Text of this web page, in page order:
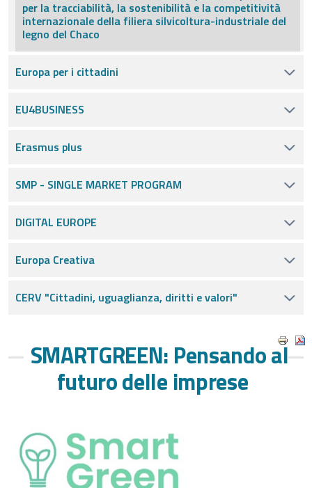
per la tracciabilità, la sostenibilità e la competitività
internazionale della filiera silvicoltura-industriale del
legno del Chaco
Europa per i cittadini
EU4BUSINESS
Erasmus plus
SMP - SINGLE MARKET PROGRAM
DIGITAL EUROPE
Europa Creativa
CERV "Cittadini, uguaglianza, diritti e valori"
SMARTGREEN: Pensando al
futuro delle imprese